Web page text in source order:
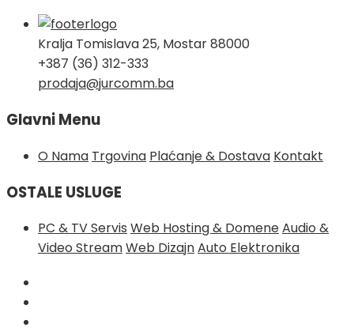
Kralja Tomislava 25, Mostar 88000
+387 (36) 312-333
prodaja@jurcomm.ba
Glavni Menu
O Nama Trgovina Plaćanje & Dostava Kontakt
OSTALE USLUGE
PC & TV Servis Web Hosting & DomeneAudio &
Video StreamWeb DizajnAuto Elektronika